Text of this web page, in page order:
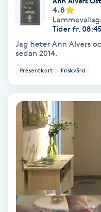
Läpptatuering
Makeup
Massage
Medial vägledning
Medicinsk massage
Meditation
4.8
Tider fr.
Jag heter Ann Alvers
sedan 2014.
Presentkort Friskvård